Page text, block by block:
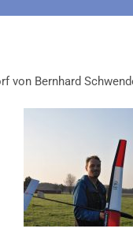
von Bernhard